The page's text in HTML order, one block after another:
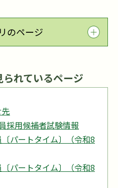
のページ
れているページ
採用候補者試験情報
パートタイム〕（令和8
パートタイム〕（令和8